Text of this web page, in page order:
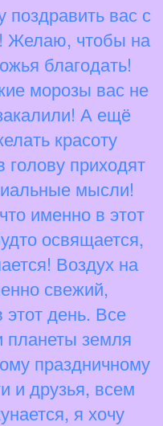
поздравить вас с
Желаю, чтобы на
благодать!
морозы вас не
А ещё
красоту
приходят
мысли!
именно в этот
освящается,
Воздух на
свежий,
день. Все
земля
праздничному
и друзья, всем
я хочу